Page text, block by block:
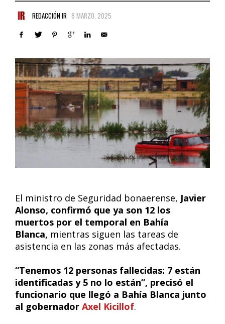
REDACCIÓN IR 8 MARZO, 2025
El ministro de Seguridad bonaerense, Javier
Alonso, confirmó que ya son 12 los
muertos por el temporal en Bahía
Blanca, mientras siguen las tareas de
asistencia en las zonas más afectadas.
“Tenemos 12 personas fallecidas: 7 están
identificadas y 5 no lo están”, precisó el
funcionario que llegó a Bahía Blanca junto
al gobernador Axel Kicillof.